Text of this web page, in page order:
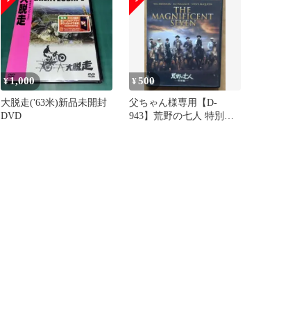
¥1,000
大脱走('63米)新品未開封
DVD
¥500
父ちゃん様専用【D-
943】荒野の七人 特別編